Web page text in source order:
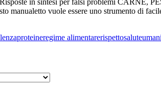
Risposte in sintesi per falsi problemi
vuole essere uno strumento di
proteineregime alimentarerispettosalute